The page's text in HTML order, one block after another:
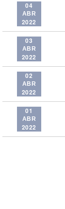
04
ABR
2022
03
ABR
2022
02
ABR
2022
01
ABR
2022